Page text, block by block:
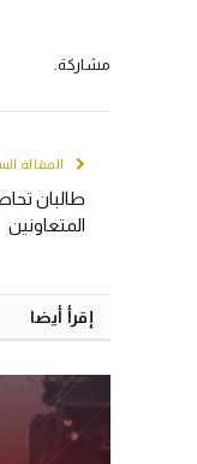
مشاركة.
المقالة
طالبان
المتعاونين
إقرأ أيضا